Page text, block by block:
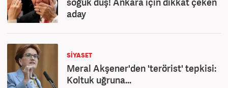
aday
SİYASET
Meral Akşener'den 'terörist' tepkisi:
Koltuk uğruna...